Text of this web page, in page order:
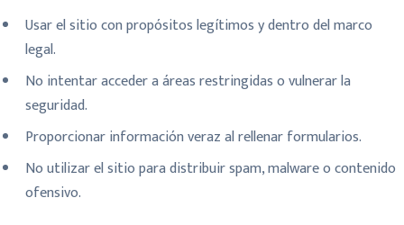
Usar el sitio con propósitos legítimos y dentro del marco
legal.
No intentar acceder a áreas restringidas o vulnerar la
seguridad.
Proporcionar información veraz al rellenar formularios.
No utilizar el sitio para distribuir spam, malware o contenido
ofensivo.